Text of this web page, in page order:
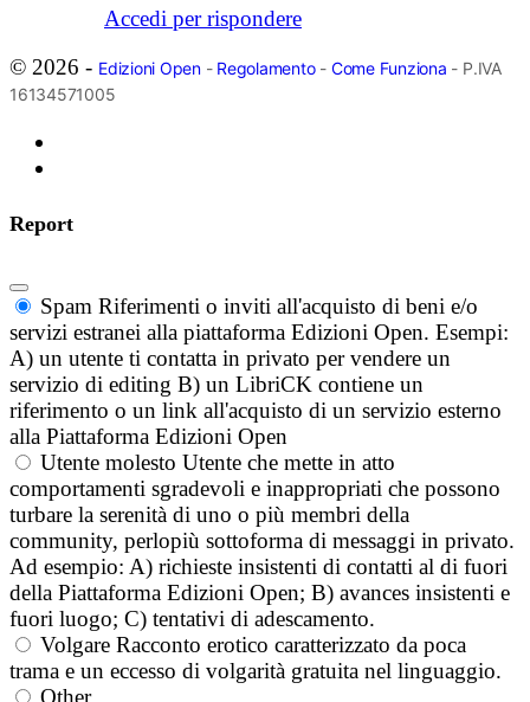
Accedi per rispondere
© 2026 - Edizioni Open- Regolamento- Come Funziona - P.IVA
16134571005
Report
Spam Riferimenti o inviti all'acquisto di beni e/o
servizi estranei alla piattaforma Edizioni Open. Esempi:
A) un utente ti contatta in privato per vendere un
servizio di editing B) un LibriCK contiene un
riferimento o un link all'acquisto di un servizio esterno
alla Piattaforma Edizioni Open
Utente molesto Utente che mette in atto
comportamenti sgradevoli e inappropriati che possono
turbare la serenità di uno o più membri della
community, perlopiù sottoforma di messaggi in privato.
Ad esempio: A) richieste insistenti di contatti al di fuori
della Piattaforma Edizioni Open; B) avances insistenti e
fuori luogo; C) tentativi di adescamento.
Volgare Racconto erotico caratterizzato da poca
trama e un eccesso di volgarità gratuita nel linguaggio.
Other